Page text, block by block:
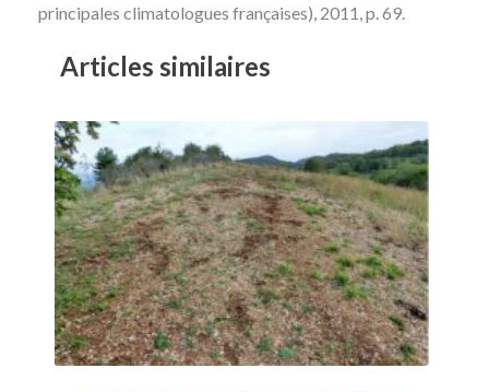
principales climatologues françaises), 2011, p. 69.
Articles similaires